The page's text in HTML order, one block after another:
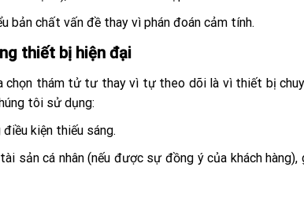
bản chất vấn đề thay vì phán đoán cảm tính.
thiết bị hiện đại
chọn thám tử tư thay vì tự theo dõi là vì thiết bị
tôi sử dụng:
kiện thiếu sáng.
sản cá nhân (nếu được sự đồng ý của khách hàng),